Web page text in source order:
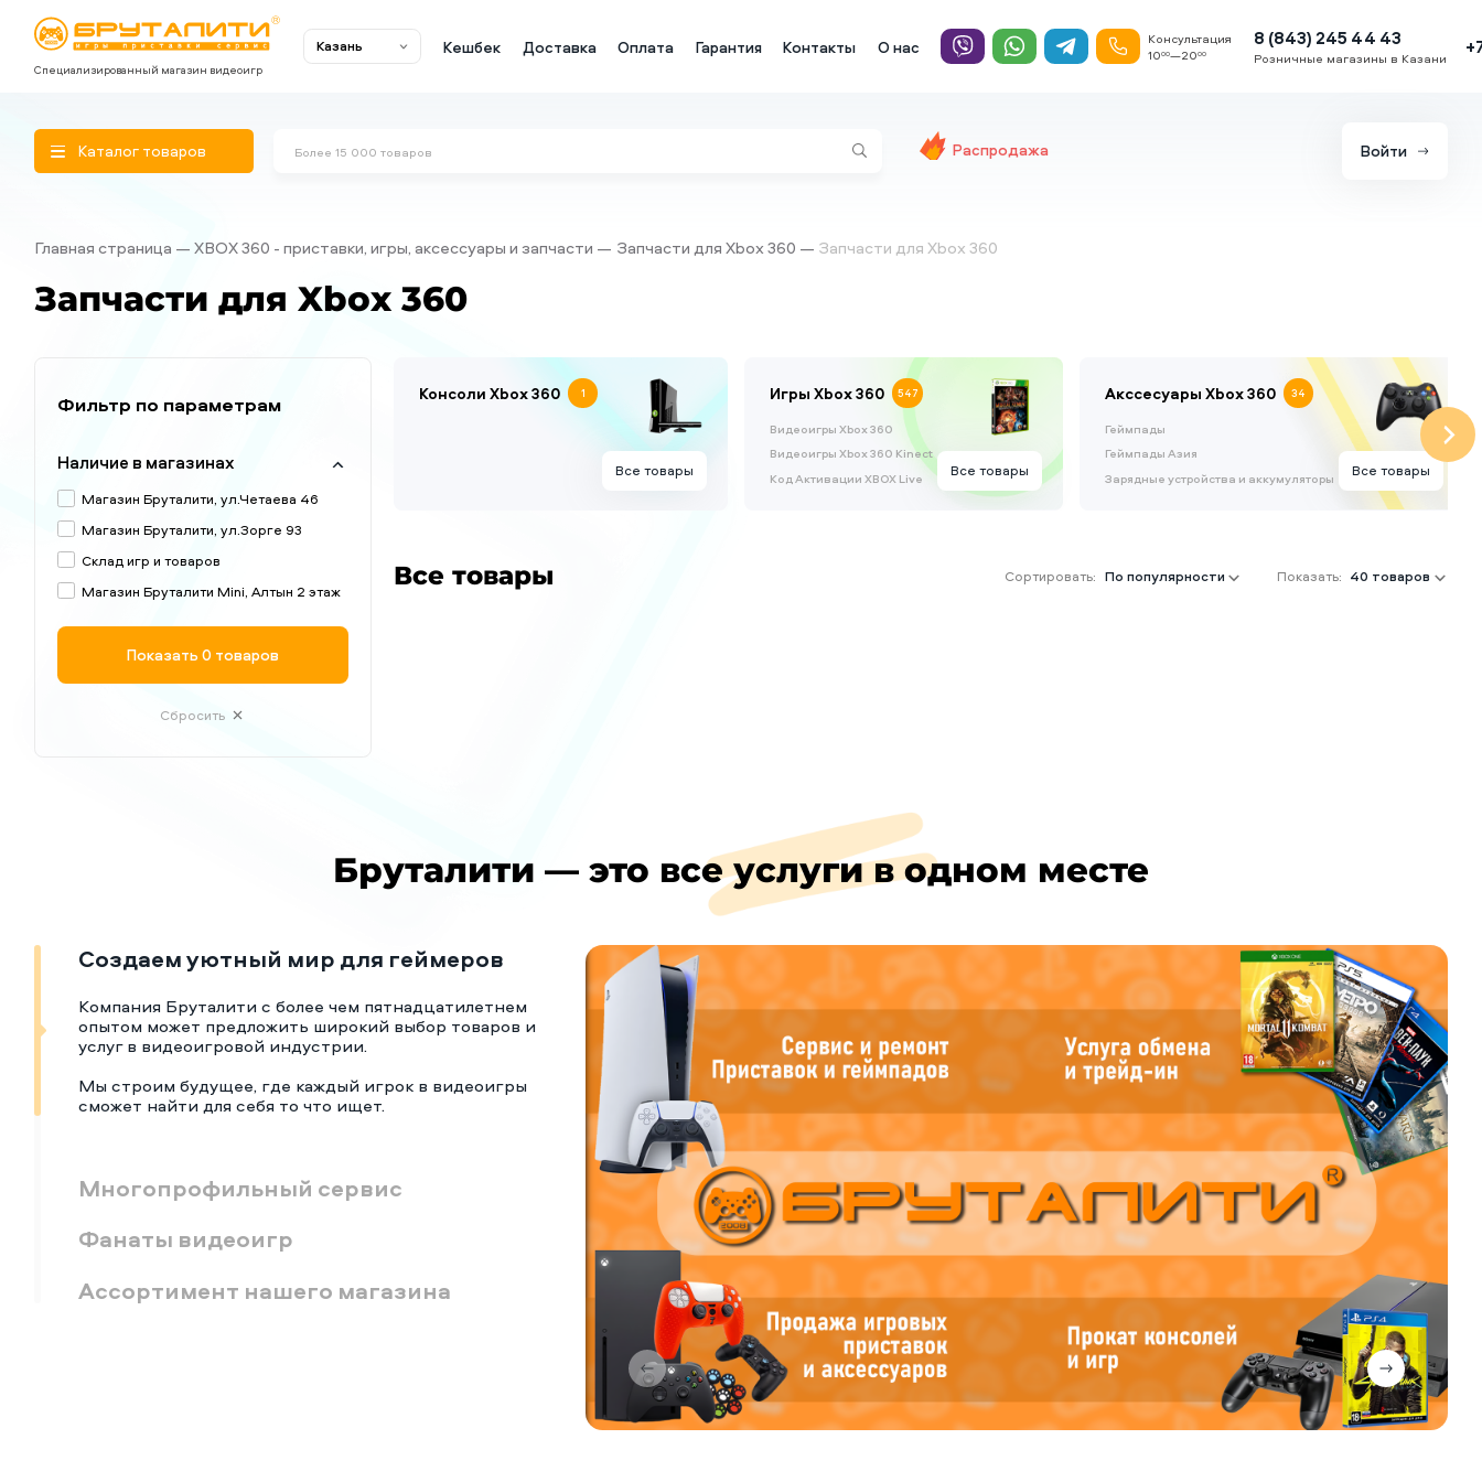
Специализированный магазин видеоигр
Казань Кешбек Доставка Оплата Гарантия Контакты О нас
Консультация
1000—2000
8 (843) 245 44 43
Розничные магазины в Казани
Каталог товаров Распродажа Войти
Главная страница XBOX 360 - приставки, игры, аксессуары и запчасти Запчасти для Xbox 360 Запчасти для Xbox 360
Запчасти для Xbox 360
Фильтр по параметрам
Наличие в магазинах
Магазин Бруталити, ул.Четаева 46
Магазин Бруталити, ул.Зорге 93
Склад игр и товаров
Магазин Бруталити Mini, Алтын 2 этаж
Показать0 товаров
Сбросить
Консоли Xbox 360 1
Все товары
Игры Xbox 360 547
Видеоигры Xbox 360
Видеоигры Xbox 360 Kinect
Код Активации XBOX Live
Все товары
Акссесуары Xbox 360 34
Геймпады
Геймпады Азия
Зарядные устройства и аккумуляторы
Все товары
Все товары Сортировать: По популярности Показать: 40 товаров
Бруталити — это все услуги в одном месте
Создаем уютный мир для геймеров
Компания Бруталити с более чем пятнадцатилетнем
опытом может предложить широкий выбор товаров и
услуг в видеоигровой индустрии.
Мы строим будущее, где каждый игрок в видеоигры
сможет найти для себя то что ищет.
Многопрофильный сервис
Фанаты видеоигр
Ассортимент нашего магазина